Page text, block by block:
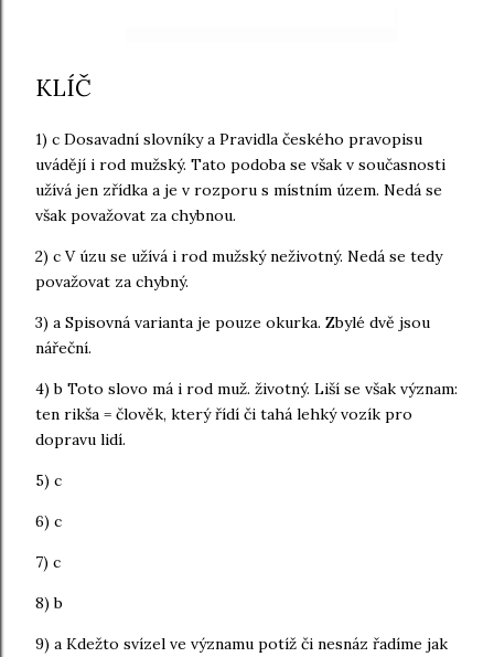
KLÍČ
1) c Dosavadní slovníky a Pravidla českého pravopisu
uvádějí i rod mužský. Tato podoba se však v současnosti
užívá jen zřídka a je v rozporu s místním územ. Nedá se
však považovat za chybnou.
2) c V úzu se užívá i rod mužský neživotný. Nedá se tedy
považovat za chybný.
3) a Spisovná varianta je pouze okurka. Zbylé dvě jsou
nářeční.
4) b Toto slovo má i rod muž. životný. Liší se však význam:
ten rikša = člověk, který řídí či tahá lehký vozík pro
dopravu lidí.
5) c
6) c
7) c
8) b
9) a Kdežto svízel ve významu potíž či nesnáz řadíme jak